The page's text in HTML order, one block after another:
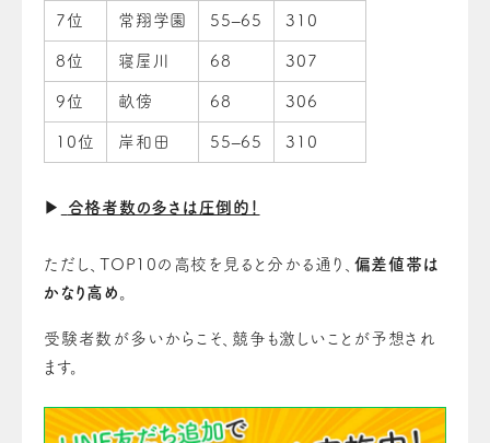
7位 常翔学園 55–65 310
8位 寝屋川 68 307
9位 畝傍 68 306
10位 岸和田 55–65 310
▶ 合格者数の多さは圧倒的！
ただし、TOP10の高校を見ると分かる通り、 偏差値帯は
かなり高め 。
受験者数が多いからこそ、競争も激しいことが予想され
ます。